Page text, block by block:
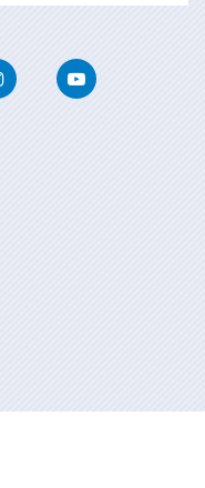
InstagramYoutube